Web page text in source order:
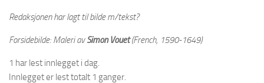
Redaksjonen har lagt til bilde m/tekst?
Forsidebilde: Maleri avSimon Vouet(French, 1590-1649)
1 har lest innlegget i dag.
Innlegget er lest totalt 1 ganger.